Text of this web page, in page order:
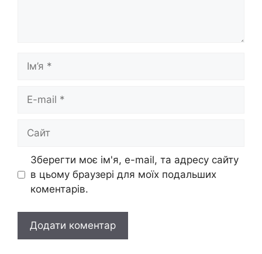
Ім’я
Сайт
Зберегти моє ім'я, e-mail, та адресу сайту
в цьому браузері для моїх подальших
коментарів.